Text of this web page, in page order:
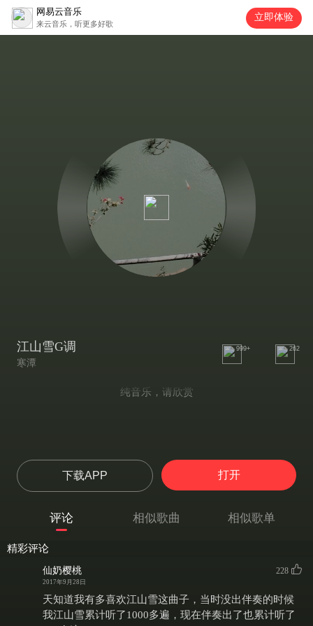
网易云音乐
来云音乐，听更多好歌
立即体验
江山雪G调
寒潭
999+ 262
纯音乐，请欣赏
下载APP 打开
评论 相似歌曲 相似歌单
精彩评论
仙奶樱桃
2017年9月28日
228
天知道我有多喜欢江山雪这曲子，当时没出伴奏的时候
我江山雪累计听了1000多遍，现在伴奏出了也累计听了